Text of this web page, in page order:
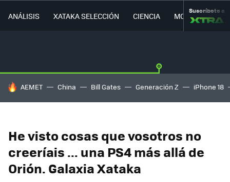
ANÁLISIS XATAKA SELECCIÓN CIENCIA MOVILIDAD
Suscríbete a
HOY SE HABLA DE
AEMET China Bill Gates Generación Z iPhone 18
He visto cosas que vosotros no
creeríais ... una PS4 más allá de
Orión. Galaxia Xataka